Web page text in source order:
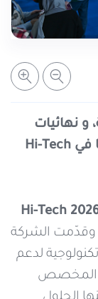
و نهائيات
الدوري السوري الرقمي ضمن أجنحتنا في Hi-Tech
Hi-Tech
وقدّمت الشركة
لدعم
المخصص